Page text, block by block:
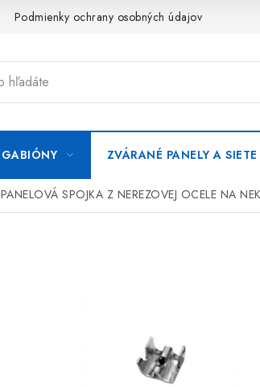
Podmienky ochrany osobných údajov
GABIÓNY ZVÁRANÉ PANELY A SIETE
PANELOVÁ SPOJKA Z NEREZOVEJ OCELE NA